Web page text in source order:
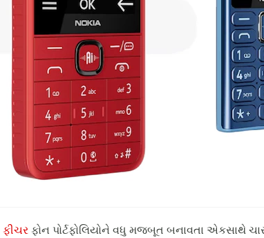
ફીચર ફોન પોર્ટફોલિયોને વધુ મજબૂત બનાવતા એકસાથે